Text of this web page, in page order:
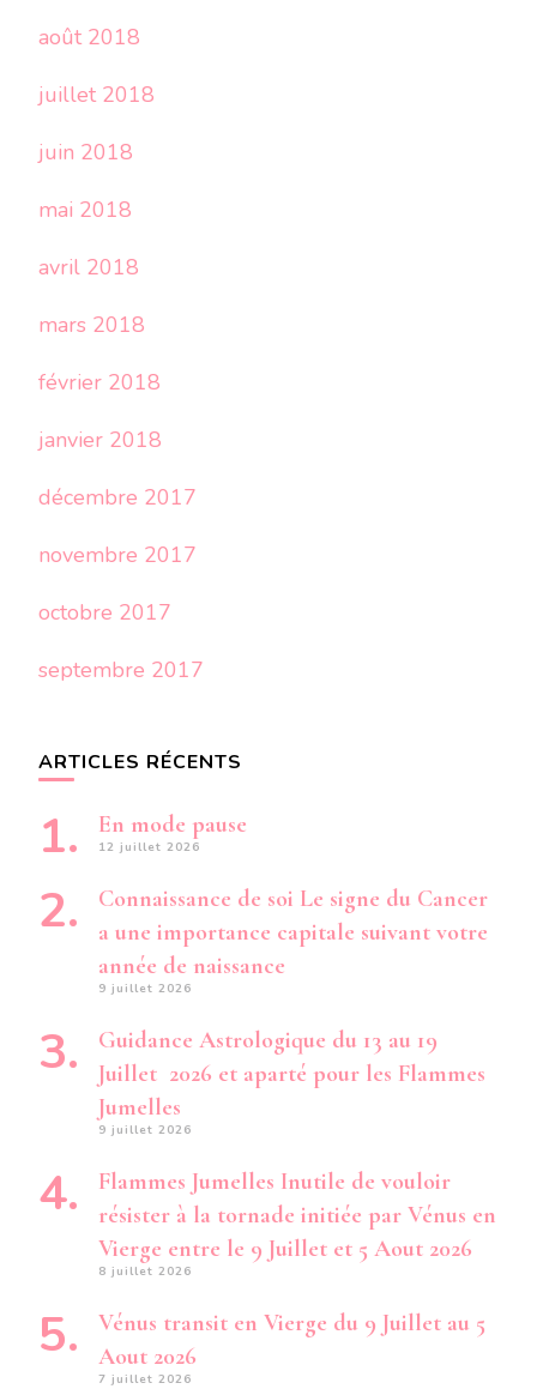
août 2018
juillet 2018
juin 2018
mai 2018
avril 2018
mars 2018
février 2018
janvier 2018
décembre 2017
novembre 2017
octobre 2017
septembre 2017
ARTICLES RÉCENTS
En mode pause
12 juillet 2026
Connaissance de soi Le signe du Cancer
a une importance capitale suivant votre
année de naissance
9 juillet 2026
Guidance Astrologique du 13 au 19
Juillet 2026 et aparté pour les Flammes
Jumelles
9 juillet 2026
Flammes Jumelles Inutile de vouloir
résister à la tornade initiée par Vénus en
Vierge entre le 9 Juillet et 5 Aout 2026
8 juillet 2026
Vénus transit en Vierge du 9 Juillet au 5
Aout 2026
7 juillet 2026